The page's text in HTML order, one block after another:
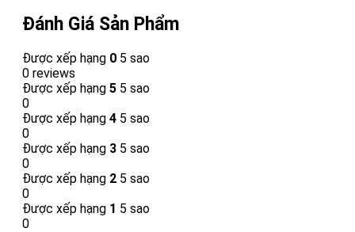
Đánh Giá Sản Phẩm
Được xếp hạng 0 5 sao
0 reviews
Được xếp hạng 5 5 sao
0
Được xếp hạng 4 5 sao
0
Được xếp hạng 3 5 sao
0
Được xếp hạng 2 5 sao
0
Được xếp hạng 1 5 sao
0